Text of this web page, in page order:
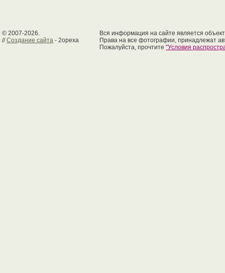
© 2007-2026.
//Создание сайта - 2opexa
Вся информация на сайте является
Права на все фотографии, принадлежат
Пожалуйста, прочтите "Условия